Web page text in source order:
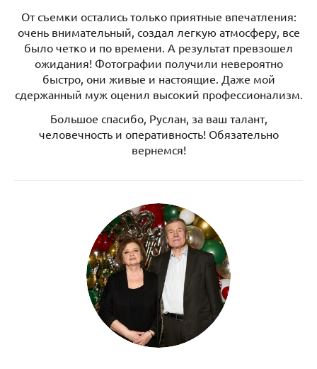
От съемки остались только приятные впечатления:
очень внимательный, создал легкую атмосферу, все
было четко и по времени. А результат превзошел
ожидания! Фотографии получили невероятно
быстро, они живые и настоящие. Даже мой
сдержанный муж оценил высокий профессионализм.
Большое спасибо, Руслан, за ваш талант,
человечность и оперативность! Обязательно
вернемся!